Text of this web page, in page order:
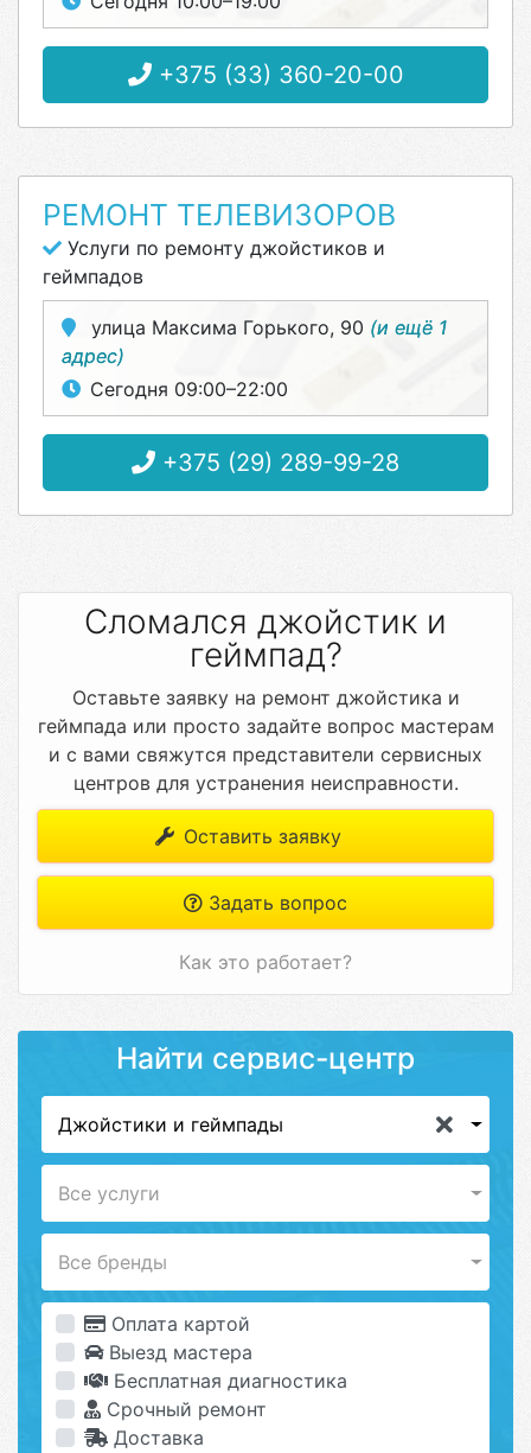
+375 (33) 360-20-00
РЕМОНТ ТЕЛЕВИЗОРОВ
Услуги по ремонту джойстиков и
геймпадов
улица Максима Горького, 90 (и ещё 1
адрес)
Сегодня 09:00–22:00
+375 (29) 289-99-28
Сломался джойстик и
геймпад?
Оставьте заявку на ремонт джойстика и
геймпада или просто задайте вопрос мастерам
и с вами свяжутся представители сервисных
центров для устранения неисправности.
Оставить заявку
Задать вопрос
Как это работает?
Найти сервис-центр
Джойстики и геймпады
Все услуги
Все бренды
Оплата картой
Выезд мастера
Бесплатная диагностика
Срочный ремонт
Доставка